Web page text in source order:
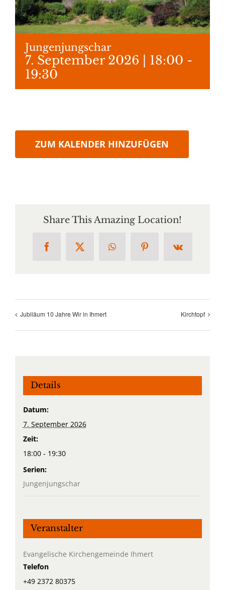
Jungenjungschar
7. September 2026 | 18:00 -
19:30
ZUM KALENDER HINZUFÜGEN
Share This Amazing Location!
FacebookX WhatsAppPinterestVk
Jubiläum 10 Jahre Wir in Ihmert Kirchtopf
Details
Datum:
7. September 2026
Zeit:
18:00 - 19:30
Serien:
Jungenjungschar
Veranstalter
Evangelische Kirchengemeinde Ihmert
Telefon
+49 2372 80375